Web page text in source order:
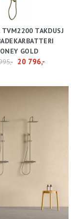
TVM2200 TAKDUSJ
GOLD
20 796,-